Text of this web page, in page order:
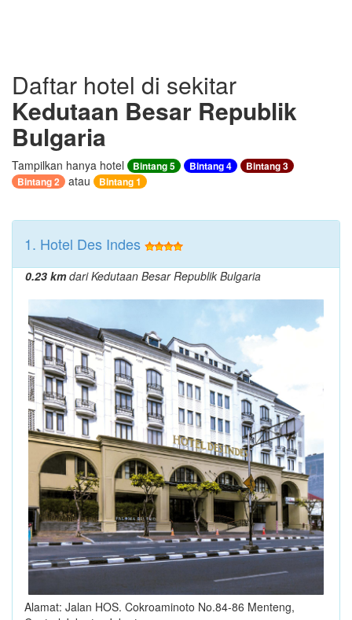
Daftar hotel di sekitar
Kedutaan Besar Republik
Bulgaria
Tampilkan hanya hotel Bintang 5 Bintang 4
Bintang 3
Bintang 2
atau Bintang 1
1. Hotel Des Indes
0.23 kmdari Kedutaan Besar Republik Bulgaria
Alamat: Jalan HOS. Cokroaminoto No.84-86 Menteng,